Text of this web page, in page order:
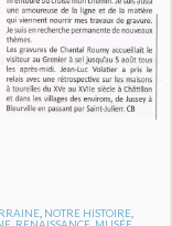
, NOTRE HISTOIRE,